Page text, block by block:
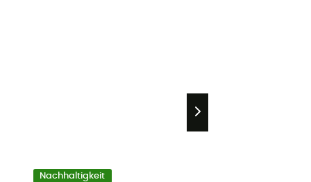
Nachhaltigkeit